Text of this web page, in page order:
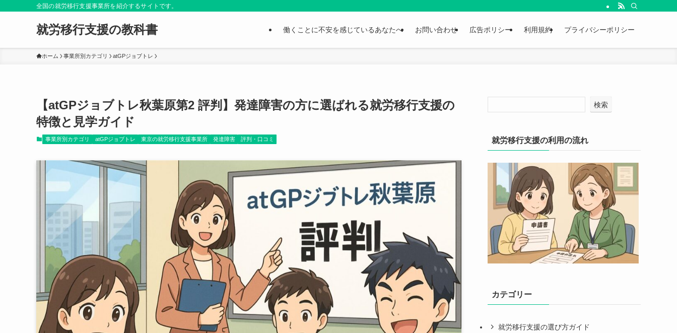
全国の就労移行支援事業所を紹介するサイトです。
就労移行支援の教科書 働くことに不安を感じているあなたへ お問い合わせ 広告ポリシー 利用規約 プライバシーポリシー
ホーム 事業所別カテゴリ atGPジョブトレ
【atGPジョブトレ秋葉原第2 評判】発達障害の方に選ばれる就労移行支援の
特徴と見学ガイド
事業所別カテゴリ atGPジョブトレ 東京の就労移行支援事業所 発達障害 評判・口コミ
検索
就労移行支援の利用の流れ
カテゴリー
就労移行支援の選び方ガイド